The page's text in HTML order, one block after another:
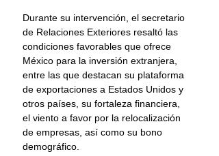
Durante su intervención, el secretario
de Relaciones Exteriores resaltó las
condiciones favorables que ofrece
México para la inversión extranjera,
entre las que destacan su plataforma
de exportaciones a Estados Unidos y
otros países, su fortaleza financiera,
el viento a favor por la relocalización
de empresas, así como su bono
demográfico.